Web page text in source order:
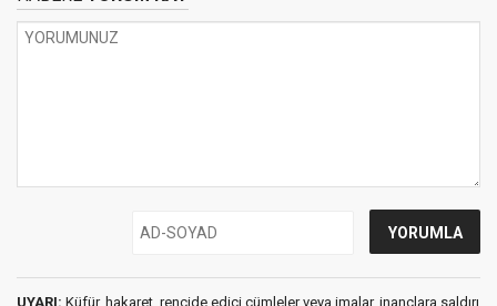
UYARI: Küfür, hakaret, rencide edici cümleler veya imalar, inançlara saldırı